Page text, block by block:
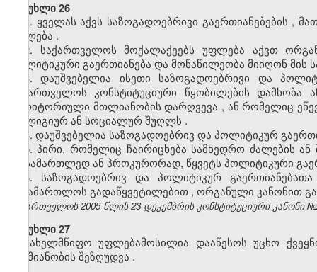
მუხლი 26
1. ყველას აქვს საზოგადოებრივი გაერთიანებების ,
უფლება .
2. საქართველოს მოქალაქეებს უფლება აქვთ
პოლიტიკური გაერთიანება და მონაწილეობა მიიღონ მის
3.დაუშვებელია ისეთი საზოგადოებრივი და
საქართველოს კონსტიტუციური წყობილების დამხობა
ტერიტორიული მთლიანობის დარღვევა , ან რომელიც
რელიგიურან სოციალურშუღლს .
4. დაუშვებელია საზოგადოებრივ და პოლიტიკურ
5. პირი, რომელიც ჩაირიცხება სამხედრო ძალების
მოსამართლედ ან პროკურორად, წყვეტს პოლიტიკური
6. საზოგადოებრივ და პოლიტიკურ გაერთიანებათა
სასამართლოს გადაწყვეტილებით , ორგანული კანონით
საქართველოს 2005 წლის 23 დეკემბრის კონსტიტუციური კანონი
მუხლი 27
სახელმწიფო უფლებამოსილია დააწესოს უცხო
საქმიანობის შეზღუდვა .